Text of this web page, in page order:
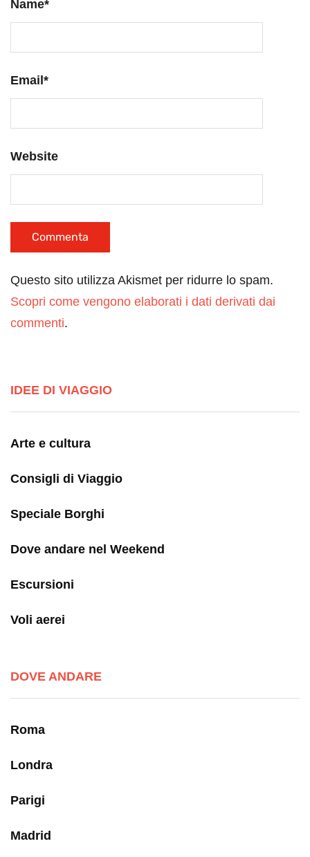
Name*
Email*
Website
Questo sito utilizza Akismet per ridurre lo spam.
Scopri come vengono elaborati i dati derivati dai
commenti.
IDEE DI VIAGGIO
Arte e cultura
Consigli di Viaggio
Speciale Borghi
Dove andare nel Weekend
Escursioni
Voli aerei
DOVE ANDARE
Roma
Londra
Parigi
Madrid